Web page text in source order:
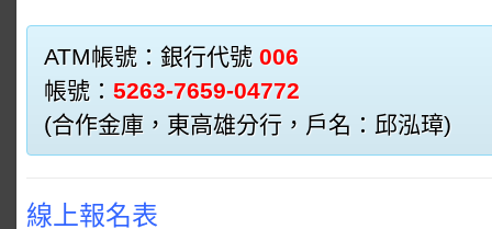
ATM帳號：銀行代號006
帳號：5263-7659-04772
(合作金庫，東高雄分行，戶名：邱泓璋)
線上報名表